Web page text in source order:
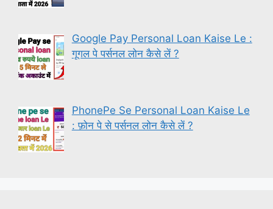
Google Pay Personal Loan Kaise Le :
गूगल पे पर्सनल लोन कैसे लें ?
PhonePe Se Personal Loan Kaise Le
: फ़ोन पे से पर्सनल लोन कैसे लें ?